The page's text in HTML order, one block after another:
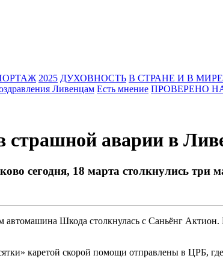
2025 ДУХОВНОСТЬ В СТРАНЕ И В МИРЕ
Ливенцам Есть мнение ПРОВЕРЕНО
аварии в
сегодня, 18 марта столкнулись три
Шкода столкнулась с Саньёнг Актион.
каретой скорой помощи отправлены в ЦРБ,